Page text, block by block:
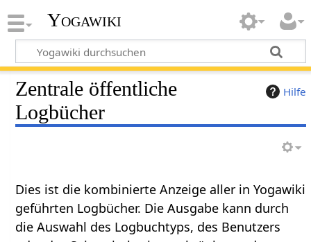
Yogawiki
Hilfe
Zentrale öffentliche
Logbücher
Dies ist die kombinierte Anzeige aller in Yogawiki
geführten Logbücher. Die Ausgabe kann durch
die Auswahl des Logbuchtyps, des Benutzers